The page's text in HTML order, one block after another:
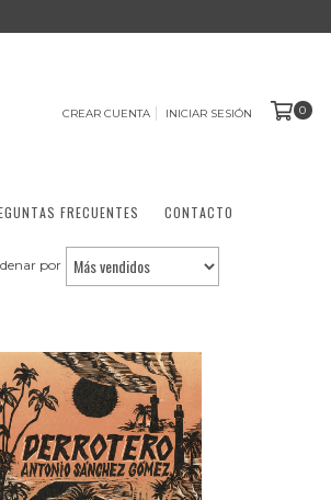
CREAR CUENTA INICIAR SESIÓN 0
FRECUENTES CONTACTO
por